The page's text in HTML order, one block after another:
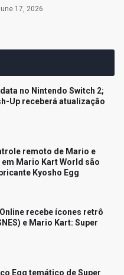
17, 2026
no Nintendo Switch 2;
Up receberá atualização
remoto de Mario e
Mario Kart World são
Kyosho Egg
recebe ícones retrô
e Mario Kart: Super
Egg temático de Super